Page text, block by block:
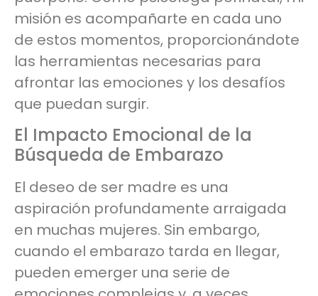
misión es acompañarte en cada uno
de estos momentos, proporcionándote
las herramientas necesarias para
afrontar las emociones y los desafíos
que puedan surgir.
El Impacto Emocional de la
Búsqueda de Embarazo
El deseo de ser madre es una
aspiración profundamente arraigada
en muchas mujeres. Sin embargo,
cuando el embarazo tarda en llegar,
pueden emerger una serie de